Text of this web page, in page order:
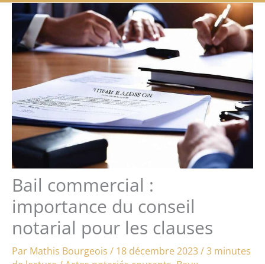
Bail commercial :
importance du conseil
notarial pour les clauses
Par Mathis Bourgeois / 18 décembre 2023/3 minutes